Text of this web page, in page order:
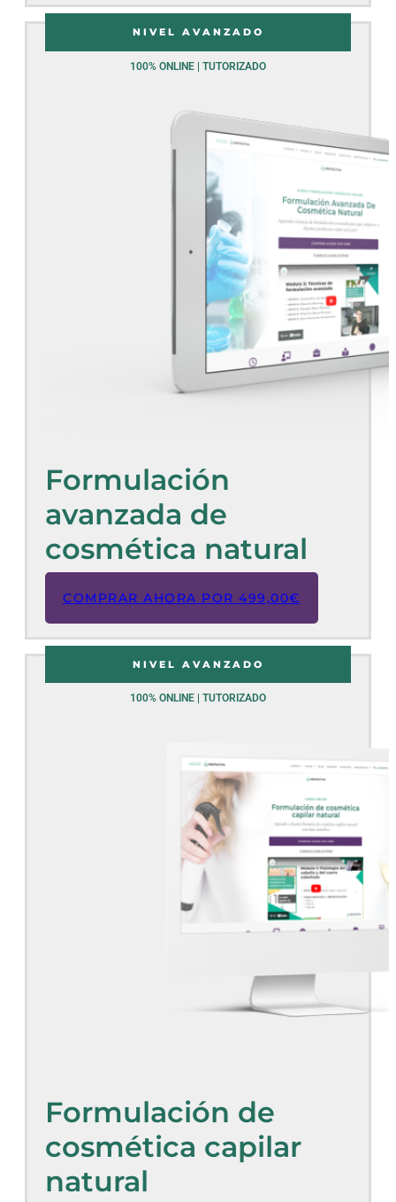
NIVEL AVANZADO
100% ONLINE | TUTORIZADO
Formulación
avanzada de
cosmética natural
COMPRAR AHORA POR 499,00€
NIVEL AVANZADO
100% ONLINE | TUTORIZADO
Formulación de
cosmética capilar
natural